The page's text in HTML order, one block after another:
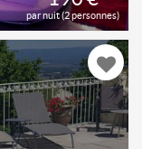
par nuit (2 personnes)